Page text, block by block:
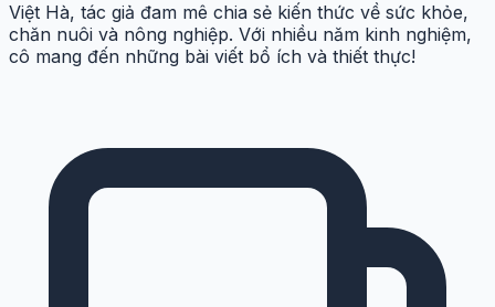
Việt Hà, tác giả đam mê chia sẻ kiến thức về sức khỏe,
chăn nuôi và nông nghiệp. Với nhiều năm kinh nghiệm,
cô mang đến những bài viết bổ ích và thiết thực!